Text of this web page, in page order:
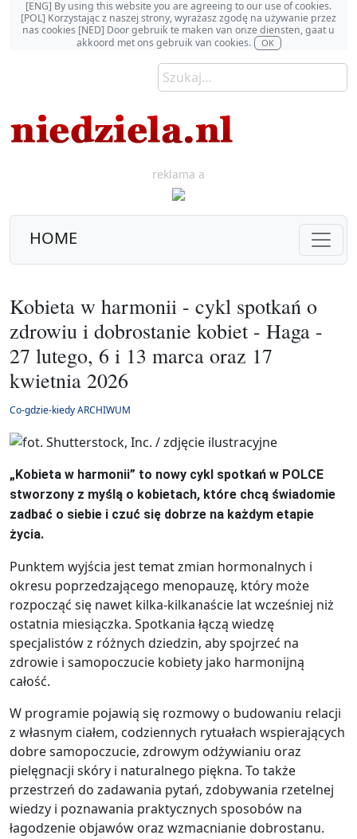
[ENG] By using this website you are agreeing to our use of cookies.
[POL] Korzystając z naszej strony, wyrażasz zgodę na używanie przez
nas cookies [NED] Door gebruik te maken van onze diensten, gaat u
akkoord met ons gebruik van cookies.
OK
reklama a
HOME
Kobieta w harmonii - cykl spotkań o
zdrowiu i dobrostanie kobiet - Haga -
27 lutego, 6 i 13 marca oraz 17
kwietnia 2026
Co-gdzie-kiedy ARCHIWUM
„Kobieta w harmonii” to nowy cykl spotkań w POLCE
stworzony z myślą o kobietach, które chcą świadomie
zadbać o siebie i czuć się dobrze na każdym etapie
życia.
Punktem wyjścia jest temat zmian hormonalnych i
okresu poprzedzającego menopauzę, który może
rozpocząć się nawet kilka-kilkanaście lat wcześniej niż
ostatnia miesiączka. Spotkania łączą wiedzę
specjalistów z różnych dziedzin, aby spojrzeć na
zdrowie i samopoczucie kobiety jako harmonijną
całość.
W programie pojawią się rozmowy o budowaniu relacji
z własnym ciałem, codziennych rytuałach wspierających
dobre samopoczucie, zdrowym odżywianiu oraz
pielęgnacji skóry i naturalnego piękna. To także
przestrzeń do zadawania pytań, zdobywania rzetelnej
wiedzy i poznawania praktycznych sposobów na
łagodzenie objawów oraz wzmacnianie dobrostanu.